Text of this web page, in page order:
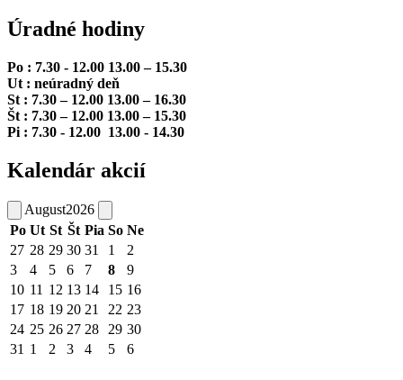
Úradné hodiny
Po : 7.30 - 12.00 13.00 – 15.30
Ut : neúradný deň
St : 7.30 – 12.00 13.00 – 16.30
Št : 7.30 – 12.00 13.00 – 15.30
Pi : 7.30 - 12.00 13.00 - 14.30
Kalendár akcií
August2026
Po Ut St Št Pia So Ne
27 28 29 30 31 1
2
3
4 5 6 7 8
9
10 11 12 13 14 15 16
17 18 19 20 21 22 23
24 25 26 27 28 29 30
31 1 2 3 4 5 6